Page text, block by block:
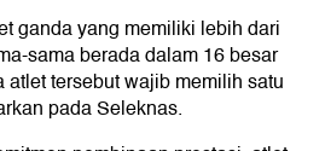
ganda yang memiliki lebih dari
sama berada dalam 16 besar
tersebut wajib memilih satu
pada Seleknas.